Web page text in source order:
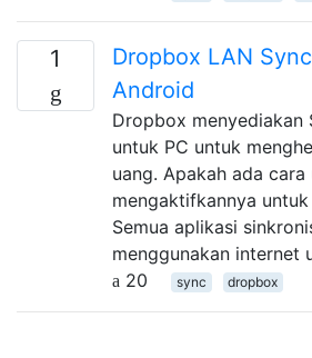
1
Dropbox LAN
Android
Dropbox menyediakan
untuk PC untuk
uang. Apakah ada cara
mengaktifkannya
Semua aplikasi
menggunakan internet
20
sync dropbox